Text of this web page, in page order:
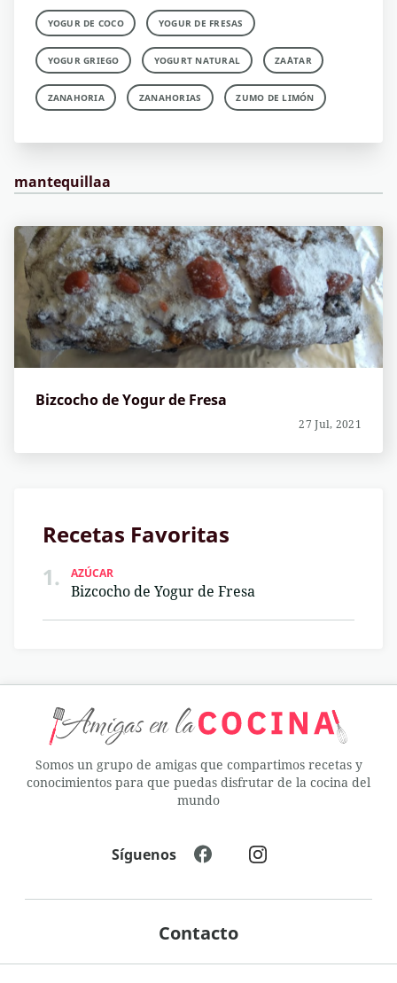
YOGUR DE COCO YOGUR DE FRESAS
YOGUR GRIEGO YOGURT NATURAL ZA´ATAR
ZANAHORIA ZANAHORIAS ZUMO DE LIMÓN
mantequillaa
Bizcocho de Yogur de Fresa
27 Jul, 2021
Recetas Favoritas
1.
AZÚCAR
Bizcocho de Yogur de Fresa
Somos un grupo de amigas que compartimos recetas y
conocimientos para que puedas disfrutar de la cocina del
mundo
Contacto
Síguenos